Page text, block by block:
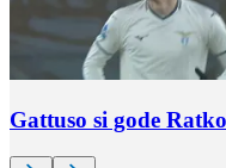
Gattuso si gode